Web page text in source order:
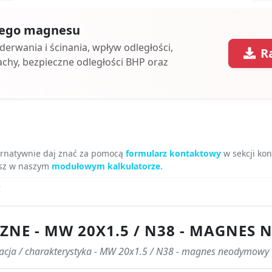
magnesu
i ścinania, wpływ odległości,
bezpieczne odległości BHP oraz
daj znać za pomocą formularz kontaktowy w sekcji
w naszym modułowym kalkulatorze.
- MW 20X1.5 / N38 - MAGNES
/ charakterystyka - MW 20x1.5 / N38 - magnes